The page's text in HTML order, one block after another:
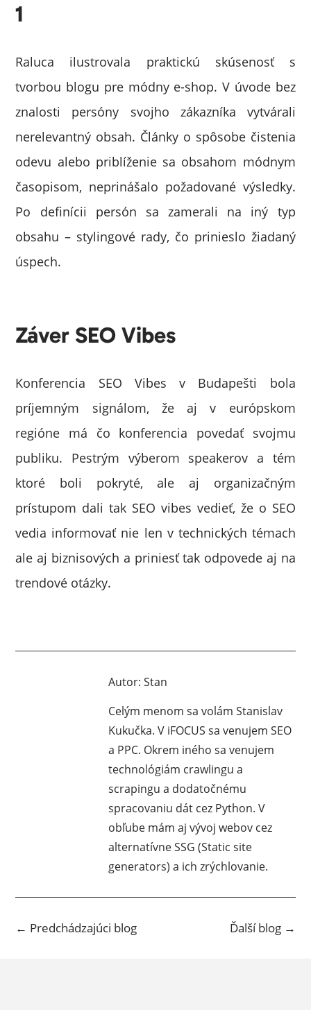
1
Raluca ilustrovala praktickú skúsenosť s
tvorbou blogu pre módny e-shop. V úvode bez
znalosti persóny svojho zákazníka vytvárali
nerelevantný obsah. Články o spôsobe čistenia
odevu alebo priblíženie sa obsahom módnym
časopisom, neprinášalo požadované výsledky.
Po definícii persón sa zamerali na iný typ
obsahu – stylingové rady, čo prinieslo žiadaný
úspech.
Záver SEO Vibes
Konferencia SEO Vibes v Budapešti bola
príjemným signálom, že aj v európskom
regióne má čo konferencia povedať svojmu
publiku. Pestrým výberom speakerov a tém
ktoré boli pokryté, ale aj organizačným
prístupom dali tak SEO vibes vedieť, že o SEO
vedia informovať nie len v technických témach
ale aj biznisových a priniesť tak odpovede aj na
trendové otázky.
Autor:Stan
Celým menom sa volám Stanislav
Kukučka. V iFOCUS sa venujem SEO
a PPC. Okrem iného sa venujem
technológiám crawlingu a
scrapingu a dodatočnému
spracovaniu dát cez Python. V
obľube mám aj vývoj webov cez
alternatívne SSG (Static site
generators) a ich zrýchlovanie.
← Predchádzajúci blog Ďalší blog→